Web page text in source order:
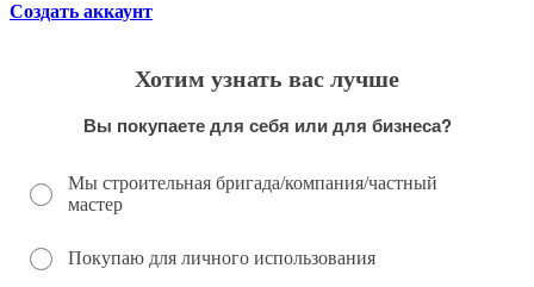
Создать аккаунт
Хотим узнать вас лучше
Вы покупаете для себя или для бизнеса?
Мы строительная бригада/компания/частный
мастер
Покупаю для личного использования